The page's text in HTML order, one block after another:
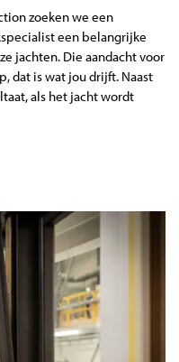
zoeken we een
een belangrijke
jachten. Die aandacht voor
dat is wat jou drijft. Naast
als het jacht wordt